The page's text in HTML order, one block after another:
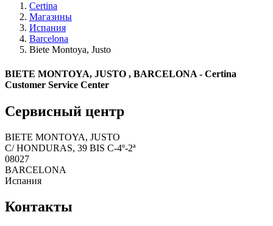
Certina
Магазины
Испания
Barcelona
Biete Montoya, Justo
BIETE MONTOYA, JUSTO , BARCELONA - Certina
Customer Service Center
Сервисный центр
BIETE MONTOYA, JUSTO
C/ HONDURAS, 39 BIS C-4º-2ª
08027
BARCELONA
Испания
Контакты